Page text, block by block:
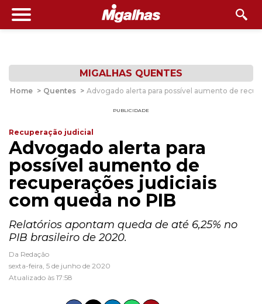
MIGALHAS QUENTES
Home > Quentes > Advogado alerta para possível aumento de
PUBLICIDADE
Recuperação judicial
Advogado alerta para
possível aumento de
recuperações judiciais
com queda no PIB
Relatórios apontam queda de até 6,25% no
PIB brasileiro de 2020.
Da Redação
sexta-feira, 5 de junho de 2020
Atualizado às 17:58